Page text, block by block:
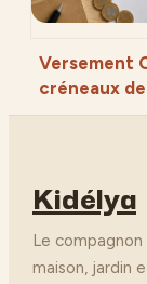
Versement
créneaux de
réception
Kidélya
Le
maison, jardin